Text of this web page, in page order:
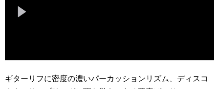
ギターリフに密度の濃いパーカッションリズム、ディスコ